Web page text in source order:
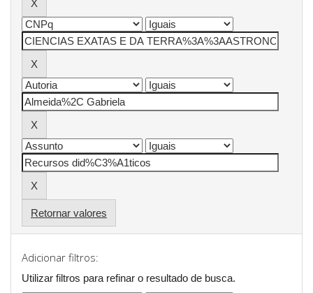
Retornar valores
Adicionar filtros:
Utilizar filtros para refinar o resultado de busca.